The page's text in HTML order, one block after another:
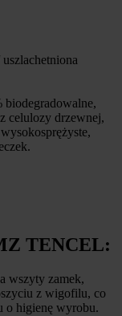
celulozy drzewnej,
TENCEL:
wszyty zamek,
z wigofilu, co
o higienę wyrobu.